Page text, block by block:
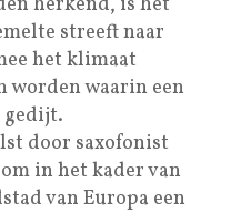
streeft naar
het klimaat
worden waarin een
gedijt.
door saxofonist
in het kader van
van Europa een